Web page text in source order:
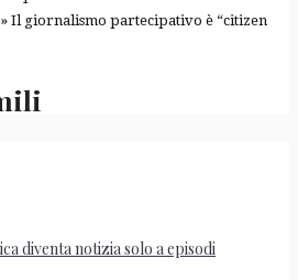
» Il giornalismo partecipativo è “citizen
diventa notizia solo a episodi